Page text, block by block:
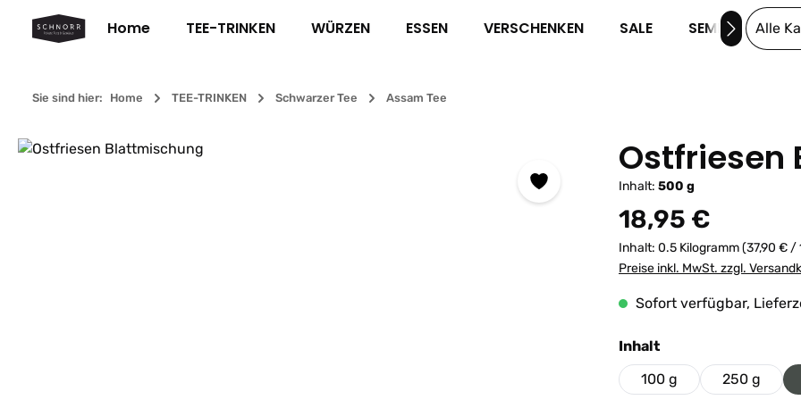
Hauptinhalt springen
Zur Suche springen
Zur Hauptnavigation springen
Home TEE-TRINKEN WÜRZEN ESSEN VERSCHENKEN SALE SEMINAREAlle
Sie sind hier: Home TEE-TRINKEN Schwarzer Tee Assam Tee
Bildergalerie überspringen Ostfriesen
Inhalt: 500 g
Regulärer Preis:
18,95 €
Inhalt: 0.5 Kilogramm(37,90 € /
Preise inkl. MwSt. zzgl.
Sofort verfügbar,
Inhaltauswählen
100 g
250 g